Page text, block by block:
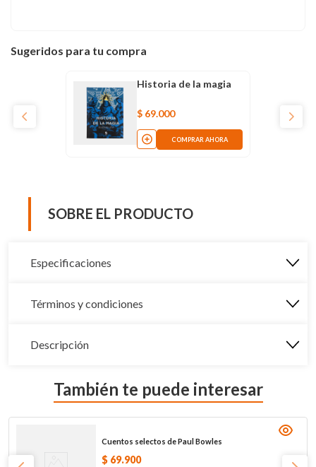
Sugeridos para tu compra
Historia de la magia
$ 69.000
COMPRAR AHORA
SOBRE EL PRODUCTO
Especificaciones
Términos y condiciones
Descripción
También te puede interesar
Cuentos selectos de Paul Bowles
$ 69.900